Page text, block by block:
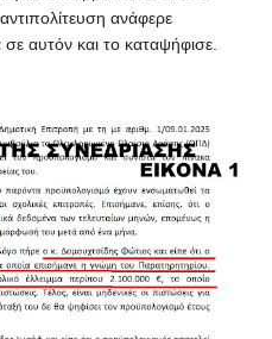
ανάφερε
αυτόν και το καταψήφισε.